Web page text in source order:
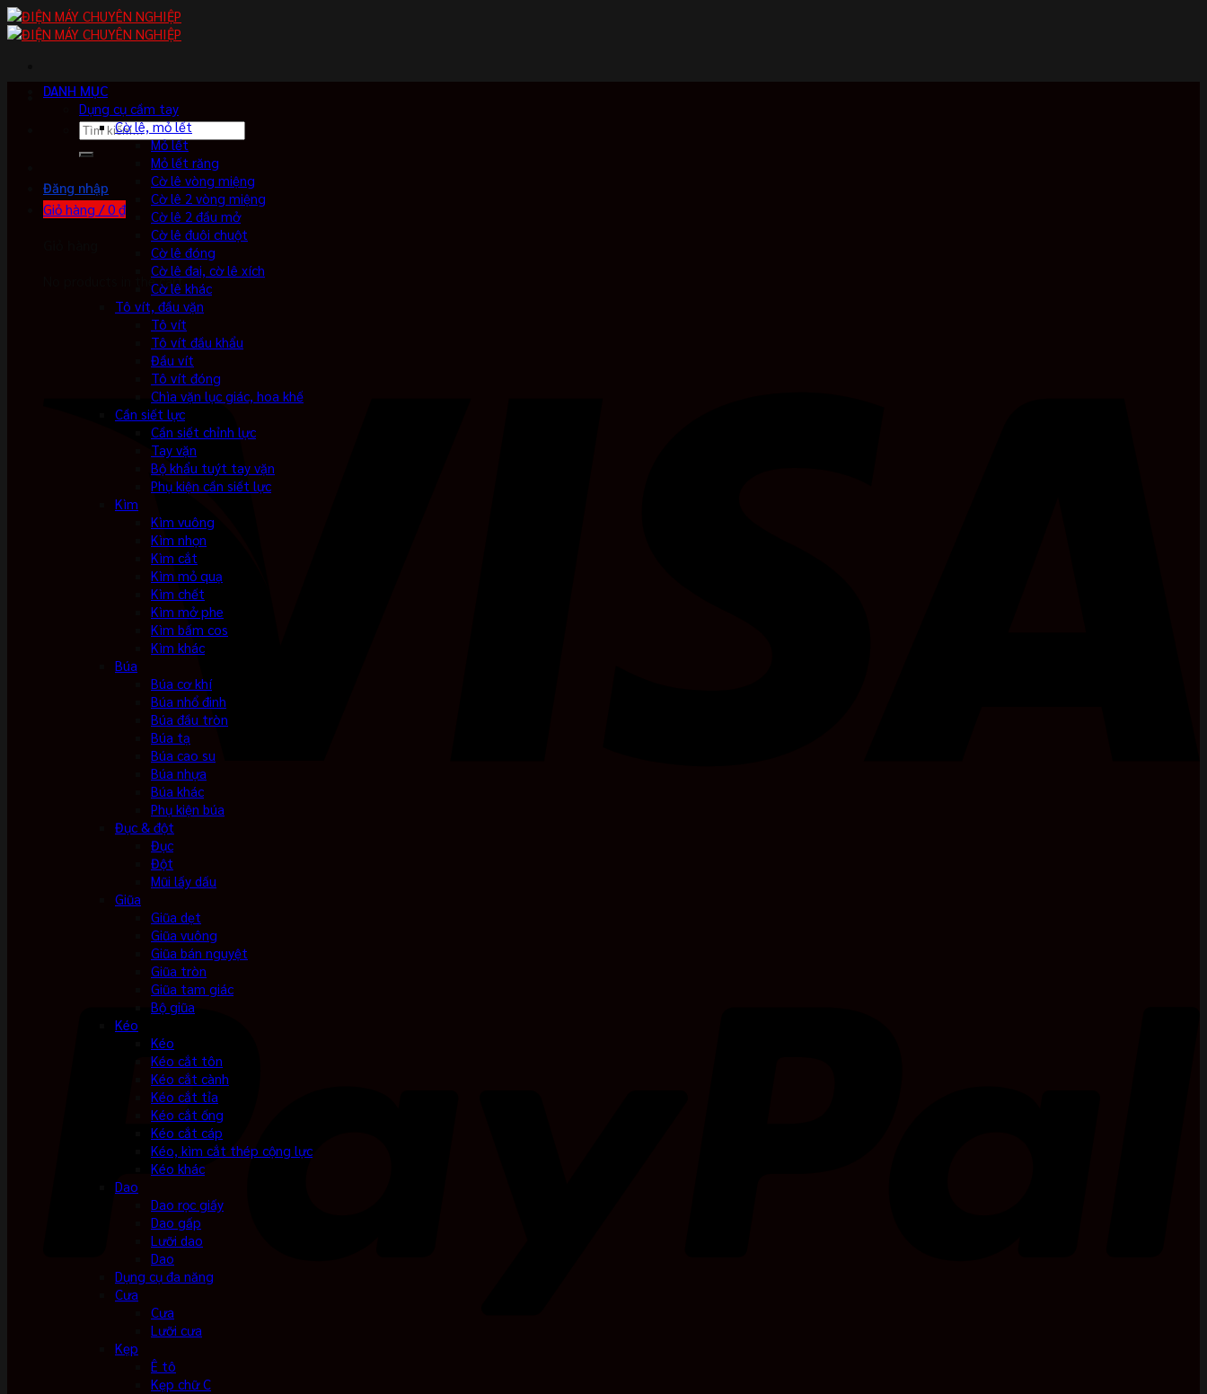
Skip
to
Tìm
kiếm:
Đăng nhập
Giỏ hàng /0 ₫
No products in the cart.
DANH MỤC
Dụng cụ cầm tay
Cờ lê, mỏ lết
Mỏ lết
Mỏ lết răng
Cờ lê vòng miệng
Cờ lê 2 vòng miệng
Cờ lê 2 đầu mở
Cờ lê đuôi chuột
Cờ lê đóng
Cờ lê đai, cờ lê xích
Cờ lê khác
Tô vít, đầu vặn
Tô vít
Tô vít đầu khẩu
Đầu vít
Tô vít đóng
Chìa vặn lục giác, hoa khế
Cần siết lực
Cần siết chỉnh lực
Tay vặn
Bộ khẩu tuýt tay vặn
Phụ kiện cần siết lực
Kìm
Kìm vuông
Kìm nhọn
Kìm cắt
Kìm mỏ quạ
Kìm chết
Kìm mở phe
Kìm bấm cos
Kìm khác
Búa
Búa cơ khí
Búa nhổ đinh
Búa đầu tròn
Búa tạ
Búa cao su
Búa nhựa
Búa khác
Phụ kiện búa
Đục & đột
Đục
Đột
Mũi lấy dấu
Giũa
Giũa dẹt
Giũa vuông
Giũa bán nguyệt
Giũa tròn
Giũa tam giác
Bộ giũa
Kéo
Kéo
Kéo cắt tôn
Kéo cắt cành
Kéo cắt tỉa
Kéo cắt ống
Kéo cắt cáp
Kéo, kìm cắt thép cộng lực
Kéo khác
Dao
Dao rọc giấy
Dao gấp
Lưỡi dao
Dao
Dụng cụ đa năng
Cưa
Cưa
Lưỡi cưa
Kẹp
Ê tô
Kẹp chữ C